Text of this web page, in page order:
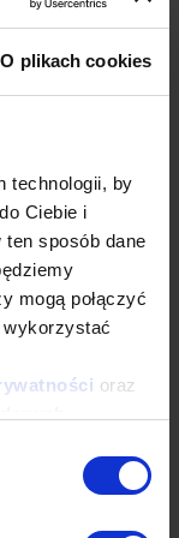
O plikach cookies
technologii, by
Ciebie i
sposób dane
mogą połączyć
wykorzystać
oraz
o wybranie
W
produktu
maszynowy
standardów
poprzez
materiałów
jest z pomocą
obsługiwanych
światowych i
co